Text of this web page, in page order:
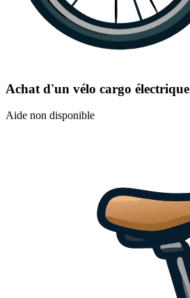
Achat d'un vélo cargo électrique
Aide non disponible